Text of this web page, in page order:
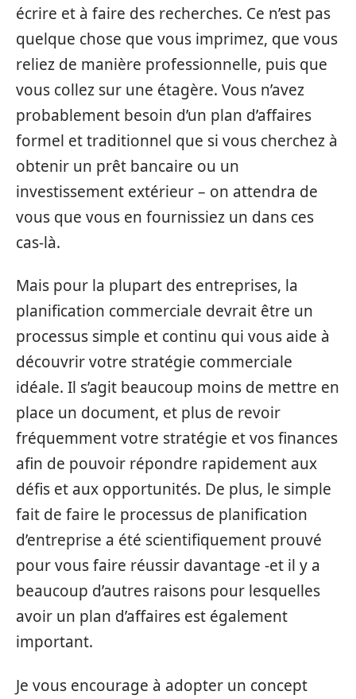
écrire et à faire des recherches. Ce n’est pas
quelque chose que vous imprimez, que vous
reliez de manière professionnelle, puis que
vous collez sur une étagère. Vous n’avez
probablement besoin d’un plan d’affaires
formel et traditionnel que si vous cherchez à
obtenir un prêt bancaire ou un
investissement extérieur – on attendra de
vous que vous en fournissiez un dans ces
cas-là.
Mais pour la plupart des entreprises, la
planification commerciale devrait être un
processus simple et continu qui vous aide à
découvrir votre stratégie commerciale
idéale. Il s’agit beaucoup moins de mettre en
place un document, et plus de revoir
fréquemment votre stratégie et vos finances
afin de pouvoir répondre rapidement aux
défis et aux opportunités. De plus, le simple
fait de faire le processus de planification
d’entreprise a été scientifiquement prouvé
pour vous faire réussir davantage -et il y a
beaucoup d’autres raisons pour lesquelles
avoir un plan d’affaires est également
important.
Je vous encourage à adopter un concept